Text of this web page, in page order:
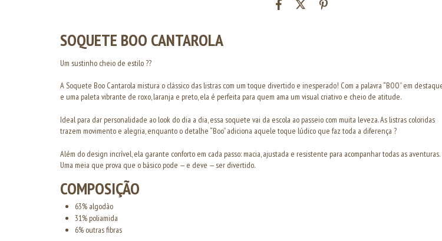
SOQUETE BOO CANTAROLA
Um sustinho cheio de estilo ??
A Soquete Boo Cantarola mistura o clássico das listras com um toque divertido e inesperado! Com a palavra “BOO” em
e uma paleta vibrante de roxo, laranja e preto, ela é perfeita para quem ama um visual criativo e cheio de atitude.
Ideal para dar personalidade ao look do dia a dia, essa soquete vai da escola ao passeio com muita leveza. As listras coloridas
trazem movimento e alegria, enquanto o detalhe “Boo” adiciona aquele toque lúdico que faz toda a diferença ?
Além do design incrível, ela garante conforto em cada passo: macia, ajustada e resistente para acompanhar todas as aventuras.
Uma meia que prova que o básico pode — e deve — ser divertido.
COMPOSIÇÃO
63% algodão
31% poliamida
6% outras fibras